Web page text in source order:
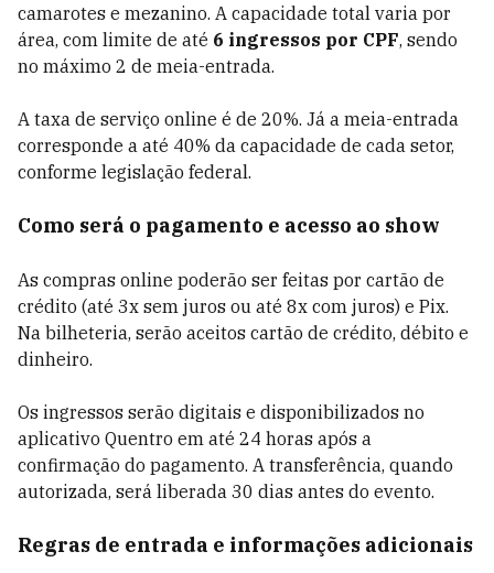
camarotes e mezanino. A capacidade total varia por
área, com limite de até 6 ingressos por CPF, sendo
no máximo 2 de meia-entrada.
A taxa de serviço online é de 20%. Já a meia-entrada
corresponde a até 40% da capacidade de cada setor,
conforme legislação federal.
Como será o pagamento e acesso ao show
As compras online poderão ser feitas por cartão de
crédito (até 3x sem juros ou até 8x com juros) e Pix.
Na bilheteria, serão aceitos cartão de crédito, débito e
dinheiro.
Os ingressos serão digitais e disponibilizados no
aplicativo Quentro em até 24 horas após a
confirmação do pagamento. A transferência, quando
autorizada, será liberada 30 dias antes do evento.
Regras de entrada e informações adicionais